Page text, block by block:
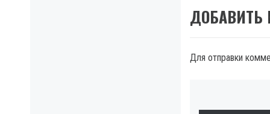
ДОБАВИТЬ
Для отправки